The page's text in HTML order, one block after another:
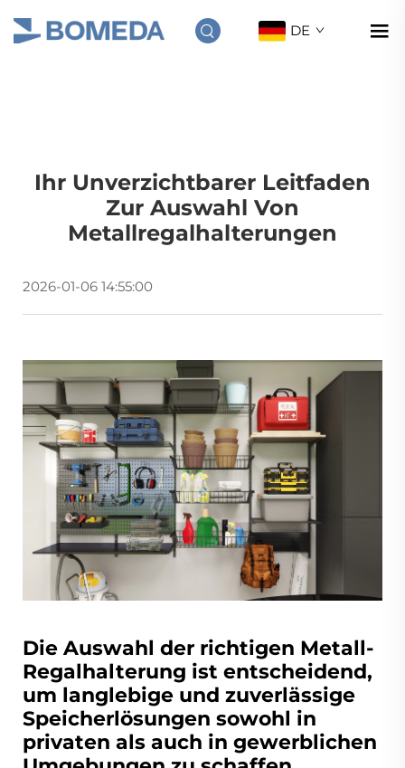
DE
Ihr Unverzichtbarer Leitfaden
Zur Auswahl Von
Metallregalhalterungen
2026-01-06 14:55:00
Die Auswahl der richtigen Metall-
Regalhalterung ist entscheidend,
um langlebige und zuverlässige
Speicherlösungen sowohl in
privaten als auch in gewerblichen